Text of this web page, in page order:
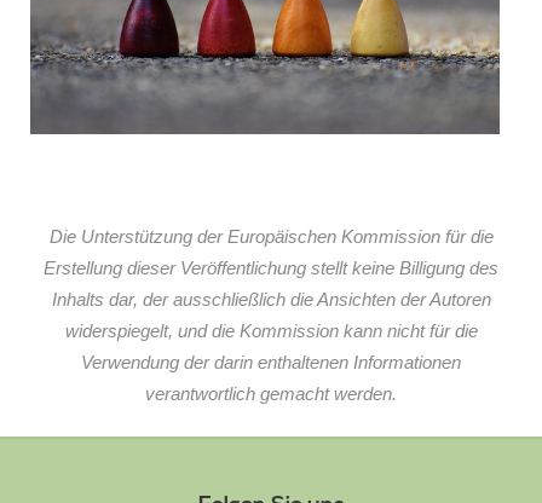
Die Unterstützung der Europäischen Kommission für die
Erstellung dieser Veröffentlichung stellt keine Billigung des
Inhalts dar, der ausschließlich die Ansichten der Autoren
widerspiegelt, und die Kommission kann nicht für die
Verwendung der darin enthaltenen Informationen
verantwortlich gemacht werden.